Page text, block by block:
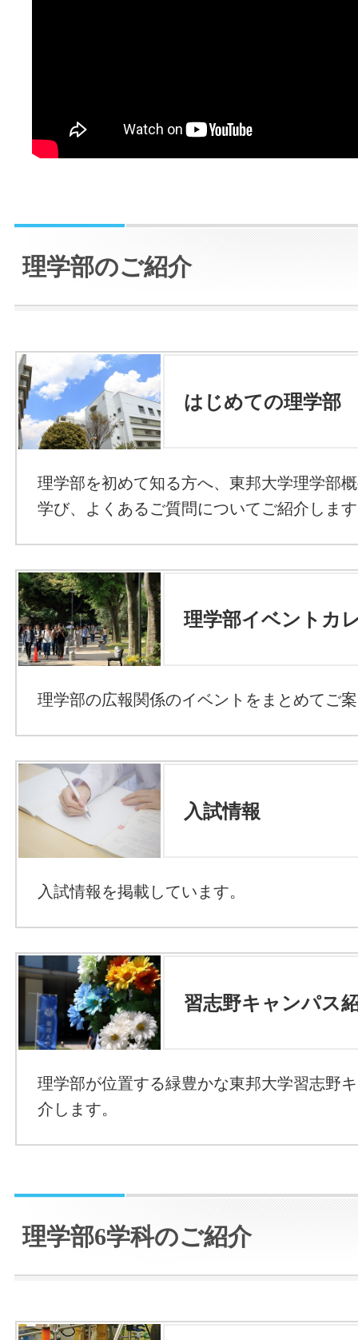
理学部のご紹介
はじめての理学部
理学部を初めて知る方へ、東邦大学理学部
学び、よくあるご質問についてご紹介しま
理学部イベントカ
理学部の広報関係のイベントをまとめてご
入試情報
入試情報を掲載しています。
習志野キャンパス
理学部が位置する緑豊かな東邦大学習志野
介します。
理学部6学科のご紹介